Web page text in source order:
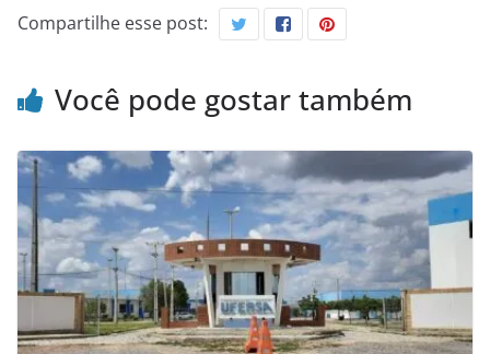
Compartilhe esse post:
Você pode gostar também